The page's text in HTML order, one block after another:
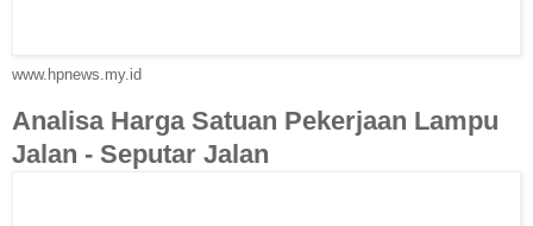
www.hpnews.my.id
Analisa Harga Satuan Pekerjaan Lampu
Jalan - Seputar Jalan